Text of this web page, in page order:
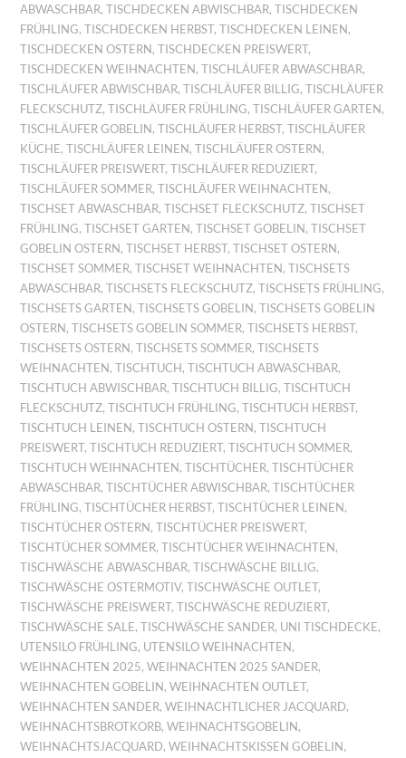
ABWASCHBAR,TISCHDECKEN ABWISCHBAR,TISCHDECKEN
FRÜHLING,TISCHDECKEN HERBST,TISCHDECKEN LEINEN,
TISCHDECKEN OSTERN,TISCHDECKEN PREISWERT,
TISCHDECKEN WEIHNACHTEN,TISCHLÄUFER ABWASCHBAR,
TISCHLÄUFER ABWISCHBAR,TISCHLÄUFER BILLIG,TISCHLÄUFER
FLECKSCHUTZ,TISCHLÄUFER FRÜHLING,TISCHLÄUFER GARTEN,
TISCHLÄUFER GOBELIN,TISCHLÄUFER HERBST,TISCHLÄUFER
KÜCHE,TISCHLÄUFER LEINEN,TISCHLÄUFER OSTERN,
TISCHLÄUFER PREISWERT,TISCHLÄUFER REDUZIERT,
TISCHLÄUFER SOMMER,TISCHLÄUFER WEIHNACHTEN,
TISCHSET ABWASCHBAR,TISCHSET FLECKSCHUTZ,TISCHSET
FRÜHLING,TISCHSET GARTEN,TISCHSET GOBELIN,TISCHSET
GOBELIN OSTERN,TISCHSET HERBST,TISCHSET OSTERN,
TISCHSET SOMMER,TISCHSET WEIHNACHTEN,TISCHSETS
ABWASCHBAR,TISCHSETS FLECKSCHUTZ,TISCHSETS FRÜHLING,
TISCHSETS GARTEN,TISCHSETS GOBELIN,TISCHSETS GOBELIN
OSTERN,TISCHSETS GOBELIN SOMMER,TISCHSETS HERBST,
TISCHSETS OSTERN,TISCHSETS SOMMER,TISCHSETS
WEIHNACHTEN,TISCHTUCH,TISCHTUCH ABWASCHBAR,
TISCHTUCH ABWISCHBAR,TISCHTUCH BILLIG,TISCHTUCH
FLECKSCHUTZ,TISCHTUCH FRÜHLING,TISCHTUCH HERBST,
TISCHTUCH LEINEN,TISCHTUCH OSTERN,TISCHTUCH
PREISWERT,TISCHTUCH REDUZIERT,TISCHTUCH SOMMER,
TISCHTUCH WEIHNACHTEN,TISCHTÜCHER,TISCHTÜCHER
ABWASCHBAR,TISCHTÜCHER ABWISCHBAR,TISCHTÜCHER
FRÜHLING,TISCHTÜCHER HERBST,TISCHTÜCHER LEINEN,
TISCHTÜCHER OSTERN,TISCHTÜCHER PREISWERT,
TISCHTÜCHER SOMMER,TISCHTÜCHER WEIHNACHTEN,
TISCHWÄSCHE ABWASCHBAR,TISCHWÄSCHE BILLIG,
TISCHWÄSCHE OSTERMOTIV,TISCHWÄSCHE OUTLET,
TISCHWÄSCHE PREISWERT,TISCHWÄSCHE REDUZIERT,
TISCHWÄSCHE SALE,TISCHWÄSCHE SANDER, UNI TISCHDECKE,
UTENSILO FRÜHLING, UTENSILO WEIHNACHTEN,
WEIHNACHTEN 2025,WEIHNACHTEN 2025 SANDER,
WEIHNACHTEN GOBELIN,WEIHNACHTEN OUTLET,
WEIHNACHTEN SANDER,WEIHNACHTLICHER JACQUARD,
WEIHNACHTSBROTKORB,WEIHNACHTSGOBELIN,
WEIHNACHTSJACQUARD,WEIHNACHTSKISSEN GOBELIN,